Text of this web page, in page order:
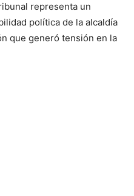
representa un
política de la alcaldía
que generó tensión en la